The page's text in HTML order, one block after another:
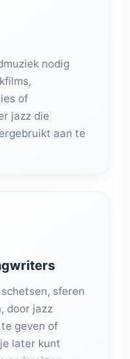
nodig
of
jazz die
aan te
sferen
door jazz
geven of
later kunt